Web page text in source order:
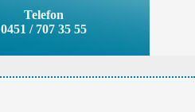
Telefon
0451 / 707 35 55